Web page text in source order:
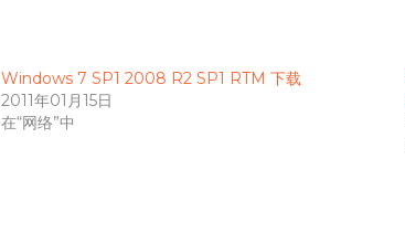
Windows 7 SP1 2008 R2 SP1 RTM 下载
2011年01月15日
在“网络”中